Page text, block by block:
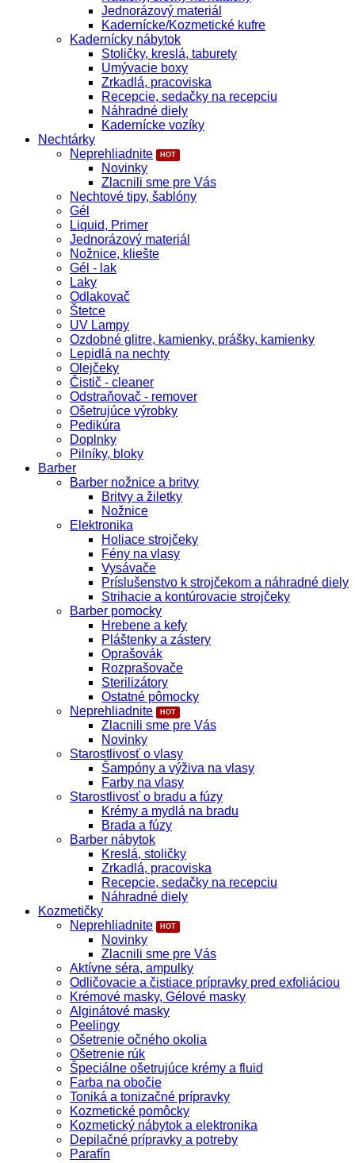
Jednorázový materiál
Kadernícke/Kozmetické kufre
Kadernícky nábytok
Stoličky, kreslá, taburety
Umývacie boxy
Zrkadlá, pracoviska
Recepcie, sedačky na recepciu
Náhradné diely
Kadernícke vozíky
Nechtárky
Neprehliadnite
Novinky
Zlacnili sme pre Vás
Nechtové tipy, šablóny
Gél
Liquid, Primer
Jednorázový materiál
Nožnice, kliešte
Gél - lak
Laky
Odlakovač
Štetce
UV Lampy
Ozdobné glitre, kamienky, prášky, kamienky
Lepidlá na nechty
Olejčeky
Čistič - cleaner
Odstraňovač - remover
Ošetrujúce výrobky
Pedikúra
Doplnky
Pilníky, bloky
Barber
Barber nožnice a britvy
Britvy a žiletky
Nožnice
Elektronika
Holiace strojčeky
Fény na vlasy
Vysávače
Príslušenstvo k strojčekom a náhradné diely
Strihacie a kontúrovacie strojčeky
Barber pomocky
Hrebene a kefy
Pláštenky a zástery
Oprašovák
Rozprašovače
Sterilizátory
Ostatné pômocky
Neprehliadnite
Zlacnili sme pre Vás
Novinky
Starostlivosť o vlasy
Šampóny a výživa na vlasy
Farby na vlasy
Starostlivosť o bradu a fúzy
Krémy a mydlá na bradu
Brada a fúzy
Barber nábytok
Kreslá, stoličky
Zrkadlá, pracoviska
Recepcie, sedačky na recepciu
Náhradné diely
Kozmetičky
Neprehliadnite
Novinky
Zlacnili sme pre Vás
Aktívne séra, ampulky
Odličovacie a čistiace prípravky pred exfoliáciou
Krémové masky, Gélové masky
Alginátové masky
Peelingy
Ošetrenie očného okolia
Ošetrenie rúk
Špeciálne ošetrujúce krémy a fluid
Farba na obočie
Toniká a tonizačné prípravky
Kozmetické pomôcky
Kozmetický nábytok a elektronika
Depilačné prípravky a potreby
Parafín